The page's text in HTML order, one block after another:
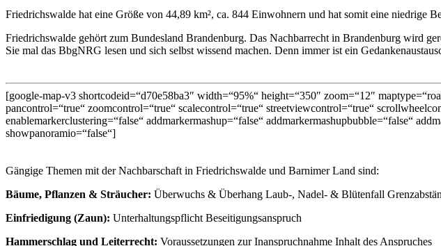
Friedrichswalde hat eine Größe von 44,89 km², ca. 844 Einwohnern und hat somit eine niedrige
Friedrichswalde gehört zum Bundesland Brandenburg. Das Nachbarrecht in Brandenburg wird
Sie mal das BbgNRG lesen und sich selbst wissend machen. Denn immer ist ein
[google-map-v3 shortcodeid=“d70e58ba3″ width=“95%“ height=“350″ zoom=“12″
pancontrol=“true“ zoomcontrol=“true“ scalecontrol=“true“ streetviewcontrol=“true“
enablemarkerclustering=“false“ addmarkermashup=“false“ addmarkermashupbubble=“false“
showpanoramio=“false“]
Gängige Themen mit der Nachbarschaft in Friedrichswalde und Barnimer Land sind:
Bäume, Pflanzen & Sträucher: Überwuchs & Überhang Laub-, Nadel- & Blütenfall
Einfriedigung (Zaun): Unterhaltungspflicht Beseitigungsanspruch
Hammerschlag und Leiterrecht: Voraussetzungen zur Inanspruchnahme Inhalt des Anspruches